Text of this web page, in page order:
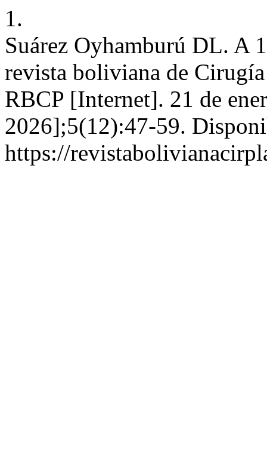
1.
Suárez Oyhamburú DL. A
revista boliviana de
RBCP [Internet]. 21 de
2026];5(12):47-59.
https://